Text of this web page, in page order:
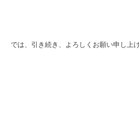
では、引き続き、よろしくお願い申し上